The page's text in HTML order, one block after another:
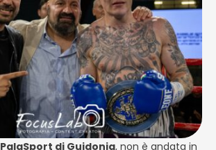
PalaSport di Guidonia, non è andata in